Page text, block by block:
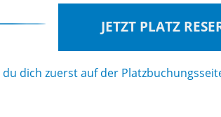
JETZT PLATZ
dich zuerst auf der